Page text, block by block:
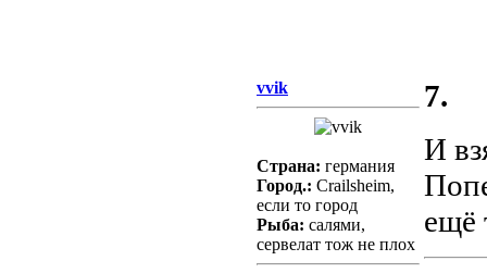
vvik
Страна: германия
Город.: Crailsheim,
если то город
Рыба: салями,
сервелат тож не плох
7.
И
ещё